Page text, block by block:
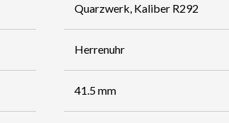
Quarzwerk, Kaliber R292
Herrenuhr
41.5 mm